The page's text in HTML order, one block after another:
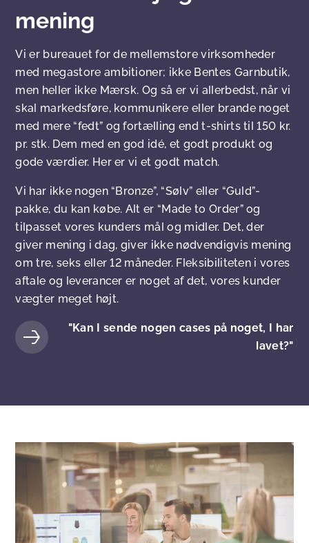
mening
Vi er bureauet for de mellemstore virksomheder
med megastore ambitioner; ikke Bentes Garnbutik,
men heller ikke Mærsk. Og så er vi allerbedst, når vi
skal markedsføre, kommunikere eller brande noget
med mere “fedt” og fortælling end t-shirts til 150 kr.
pr. stk. Dem med en god idé, et godt produkt og
gode værdier. Her er vi et godt match.
Vi har ikke nogen “Bronze”, “Sølv” eller “Guld”-
pakke, du kan købe. Alt er “Made to Order” og
tilpasset vores kunders mål og midler. Det, der
giver mening i dag, giver ikke nødvendigvis mening
om tre, seks eller 12 måneder. Fleksibiliteten i vores
aftale og leverancer er noget af det, vores kunder
vægter meget højt.
"Kan I sende nogen cases på noget, I har
lavet?"